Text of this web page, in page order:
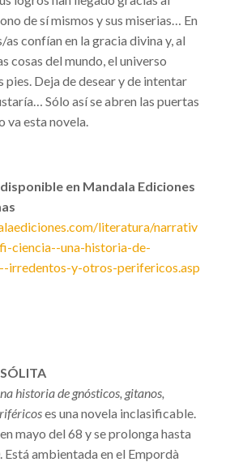
de sí mismos y sus miserias… En
as confían en la gracia divina y, al
cosas del mundo, el universo
pies. Deja de desear y de intentar
Sólo así se abren las puertas
va esta novela.
en Mandala Ediciones
literatura/narrativ
ciencia--una-historia-de-
irredentos-y-otros-perifericos.asp
historia de gnósticos, gitanos,
es una novela inclasificable.
mayo del 68 y se prolonga hasta
Está ambientada en el Empordà